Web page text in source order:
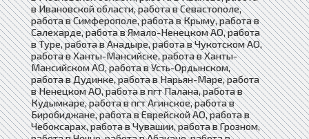
в Ивановской области, работа в Севастополе,
работа в Симферополе, работа в Крыму, работа в
Салехарде, работа в Ямало-Ненецком АО, работа
в Туре, работа в Анадыре, работа в Чукотском АО,
работа в Ханты-Мансийске, работа в Ханты-
Мансийском АО, работа в Усть-Ордынском,
работа в Дудинке, работа в Нарьян-Маре, работа
в Ненецком АО, работа в пгт Палана, работа в
Кудымкаре, работа в пгт Агинское, работа в
Биробиджане, работа в Еврейской АО, работа в
Чебоксарах, работа в Чувашии, работа в Грозном,